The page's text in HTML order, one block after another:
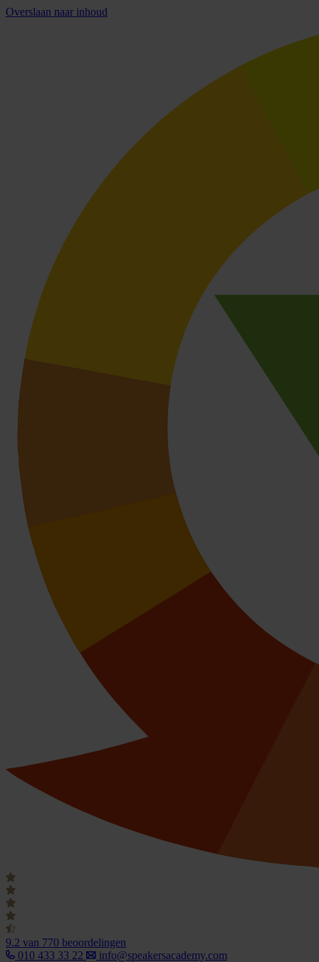
Overslaan naar inhoud
9.2 van 770 beoordelingen
010 433 33 22
info@speakersacademy.com